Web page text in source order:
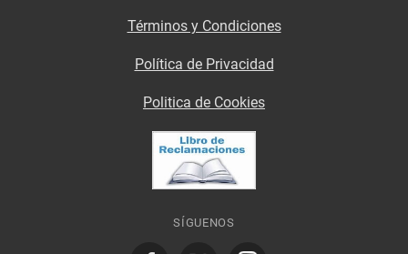
Términos y Condiciones
Política de Privacidad
Politica de Cookies
SÍGUENOS